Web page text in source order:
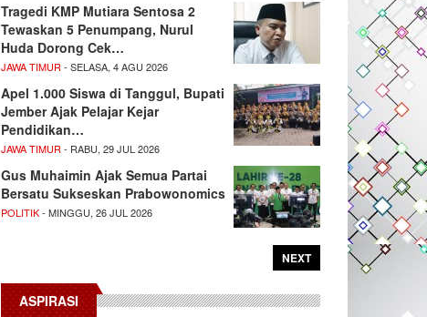
Tragedi KMP Mutiara Sentosa 2
Tewaskan 5 Penumpang, Nurul
Huda Dorong Cek…
JAWA TIMUR - SELASA, 4 AGU 2026
Apel 1.000 Siswa di Tanggul, Bupati
Jember Ajak Pelajar Kejar
Pendidikan…
JAWA TIMUR - RABU, 29 JUL 2026
Gus Muhaimin Ajak Semua Partai
Bersatu Sukseskan Prabowonomics
POLITIK- MINGGU, 26 JUL 2026
NEXT
ASPIRASI